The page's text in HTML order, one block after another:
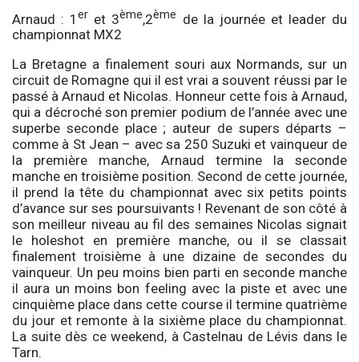
Arnaud : 1er et 3ème,2ème
de la journée et leader du
championnat MX2
La Bretagne a finalement souri aux Normands, sur un
circuit de Romagne qui il est vrai a souvent réussi par le
passé à Arnaud et Nicolas. Honneur cette fois à Arnaud,
qui a décroché son premier podium de l’année avec une
superbe seconde place ; auteur de supers départs –
comme à St Jean – avec sa 250 Suzuki et vainqueur de
la première manche, Arnaud termine la seconde
manche en troisième position. Second de cette journée,
il prend la tête du championnat avec six petits points
d’avance sur ses poursuivants ! Revenant de son côté à
son meilleur niveau au fil des semaines Nicolas signait
le holeshot en première manche, ou il se classait
finalement troisième à une dizaine de secondes du
vainqueur. Un peu moins bien parti en seconde manche
il aura un moins bon feeling avec la piste et avec une
cinquième place dans cette course il termine quatrième
du jour et remonte à la sixième place du championnat.
La suite dès ce weekend, à Castelnau de Lévis dans le
Tarn.